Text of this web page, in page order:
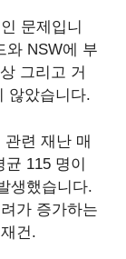
문제입니
와 NSW에 부
그리고 거
않았습니다.
관련 재난 매
균 115 명이
생했습니다.
가 증가하는
건.